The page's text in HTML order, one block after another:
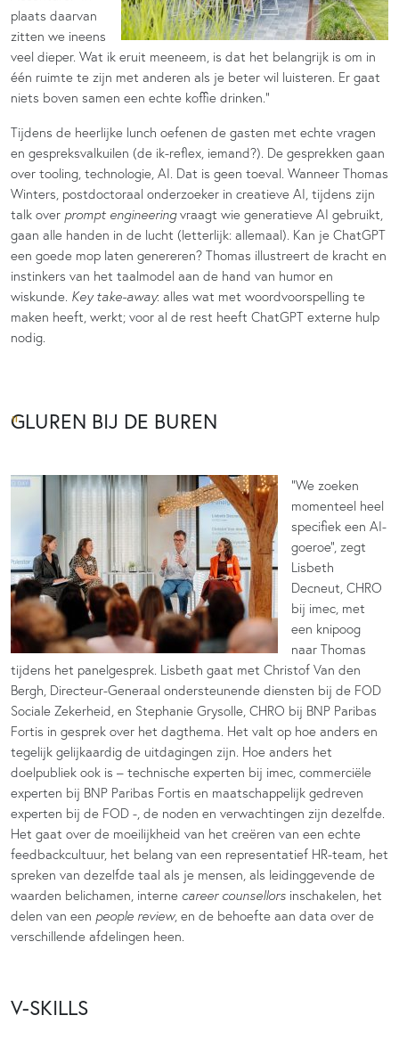
plaats daarvan
zitten we ineens
veel dieper. Wat ik eruit meeneem, is dat het belangrijk is om in
één ruimte te zijn met anderen als je beter wil luisteren. Er gaat
niets boven samen een echte koffie drinken.”
Tijdens de heerlijke lunch oefenen de gasten met echte vragen
en gespreksvalkuilen (de ik-reflex, iemand?). De gesprekken gaan
over tooling, technologie, AI. Dat is geen toeval. Wanneer Thomas
Winters, postdoctoraal onderzoeker in creatieve AI, tijdens zijn
talk over prompt engineeringvraagt wie generatieve AI gebruikt,
gaan alle handen in de lucht (letterlijk: allemaal). Kan je ChatGPT
een goede mop laten genereren? Thomas illustreert de kracht en
instinkers van het taalmodel aan de hand van humor en
wiskunde. Key take-away: alles wat met woordvoorspelling te
maken heeft, werkt; voor al de rest heeft ChatGPT externe hulp
nodig.
GLUREN BIJ DE BUREN
“We zoeken
momenteel heel
specifiek een AI-
goeroe”, zegt
Lisbeth
Decneut, CHRO
bij imec, met
een knipoog
naar Thomas
tijdens het panelgesprek. Lisbeth gaat met Christof Van den
Bergh, Directeur-Generaal ondersteunende diensten bij de FOD
Sociale Zekerheid, en Stephanie Grysolle, CHRO bij BNP Paribas
Fortis in gesprek over het dagthema. Het valt op hoe anders en
tegelijk gelijkaardig de uitdagingen zijn. Hoe anders het
doelpubliek ook is – technische experten bij imec, commerciële
experten bij BNP Paribas Fortis en maatschappelijk gedreven
experten bij de FOD -, de noden en verwachtingen zijn dezelfde.
Het gaat over de moeilijkheid van het creëren van een echte
feedbackcultuur, het belang van een representatief HR-team, het
spreken van dezelfde taal als je mensen, als leidinggevende de
waarden belichamen, interne career counsellors inschakelen, het
delen van een people review, en de behoefte aan data over de
verschillende afdelingen heen.
V-SKILLS